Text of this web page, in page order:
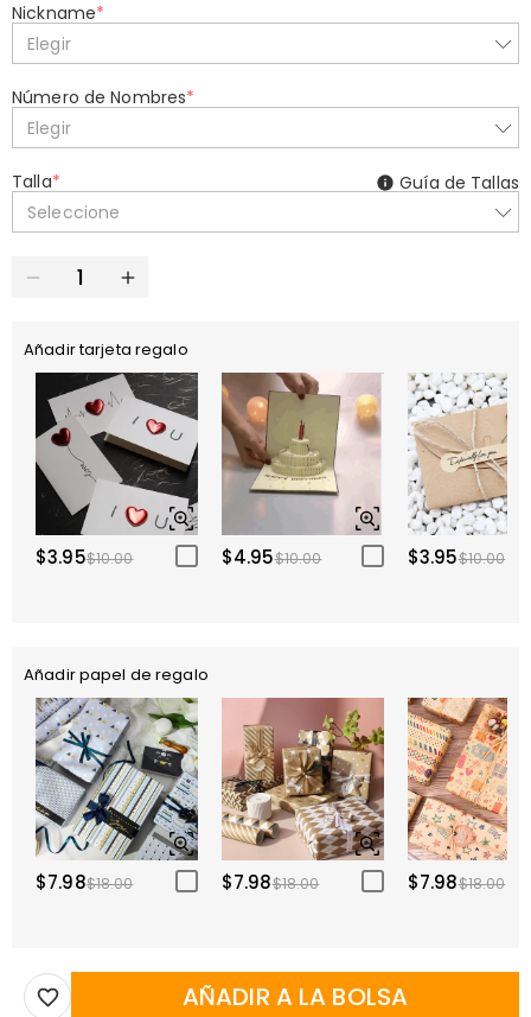
Nickname*
Elegir
Número de Nombres*
Elegir
Talla*
Seleccione
Guía de Tallas
Añadir tarjeta regalo
$3.95$10.00 $4.95$10.00 $3.95$10.00
Añadir papel de regalo
$7.98$18.00 $7.98$18.00 $7.98$18.00
AÑADIR A LA BOLSA